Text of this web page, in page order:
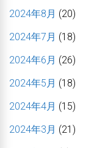
2024年8月 (20)
2024年7月 (18)
2024年6月 (26)
2024年5月 (18)
2024年4月 (15)
2024年3月 (21)